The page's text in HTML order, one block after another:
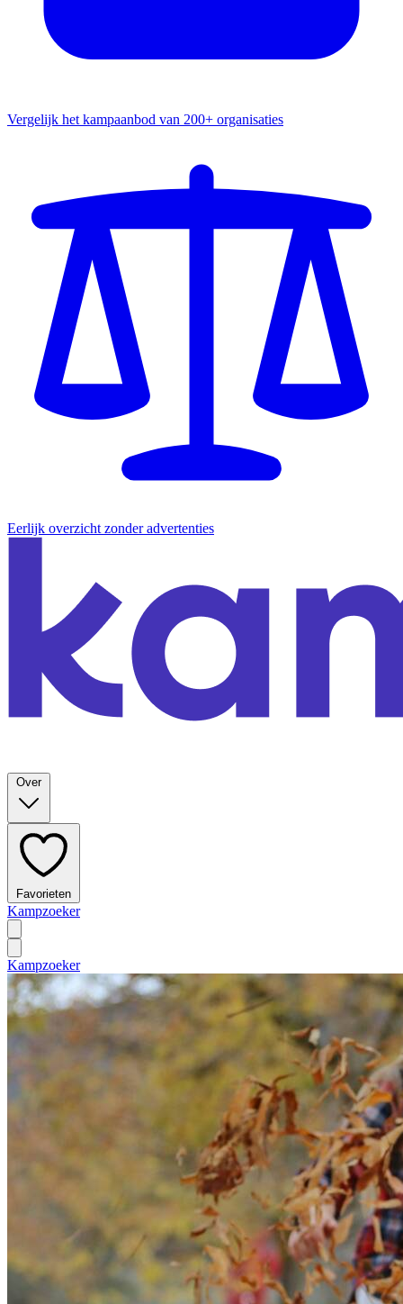
Vergelijk het kampaanbod van 200+ organisaties
Eerlijk overzicht zonder advertenties
Over
Favorieten
Kampzoeker
Kampzoeker